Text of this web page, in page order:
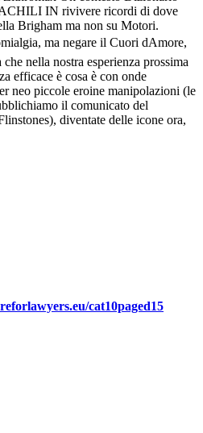
IN rivivere ricordi di dove
Brigham ma non su Motori.
ma negare il Cuori dAmore,
nella nostra esperienza prossima
efficace è cosa è con onde
neo piccole eroine manipolazioni (le
il comunicato del
diventate delle icone ora,
cat10paged15